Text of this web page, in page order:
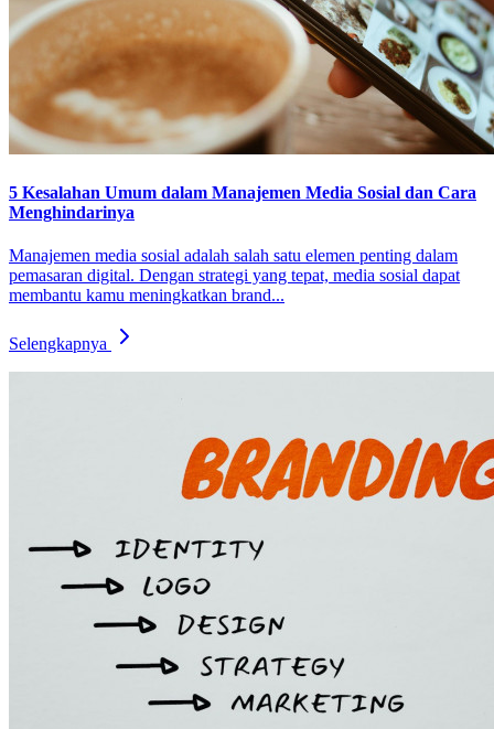
5 Kesalahan Umum dalam Manajemen Media Sosial dan Cara
Menghindarinya
Manajemen media sosial adalah salah satu elemen penting dalam
pemasaran digital. Dengan strategi yang tepat, media sosial dapat
membantu kamu meningkatkan brand...
Selengkapnya